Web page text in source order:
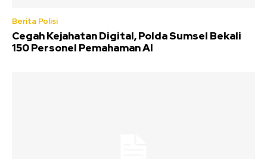
Berita Polisi
Cegah Kejahatan Digital, Polda Sumsel Bekali
150 Personel Pemahaman AI